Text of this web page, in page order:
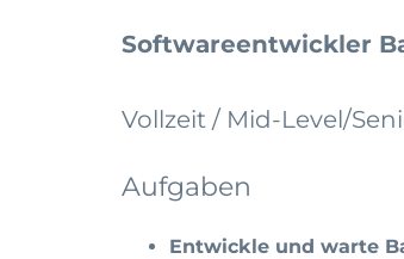
Softwareentwickler
Vollzeit / Mid-Level/
Aufgaben
Entwickle und warte